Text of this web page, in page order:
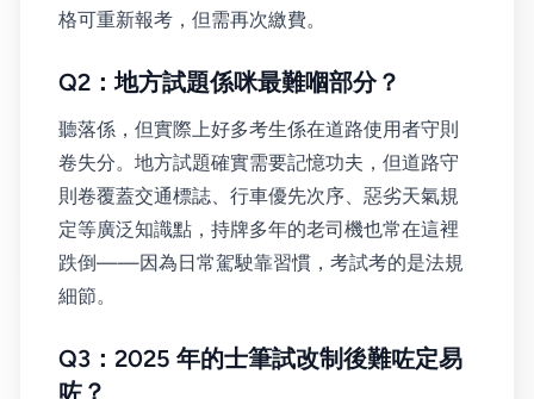
格可重新報考，但需再次繳費。
Q2：地方試題係咪最難嗰部分？
聽落係，但實際上好多考生係在道路使用者守則
卷失分。地方試題確實需要記憶功夫，但道路守
則卷覆蓋交通標誌、行車優先次序、惡劣天氣規
定等廣泛知識點，持牌多年的老司機也常在這裡
跌倒——因為日常駕駛靠習慣，考試考的是法規
細節。
Q3：2025 年的士筆試改制後難咗定易
咗？